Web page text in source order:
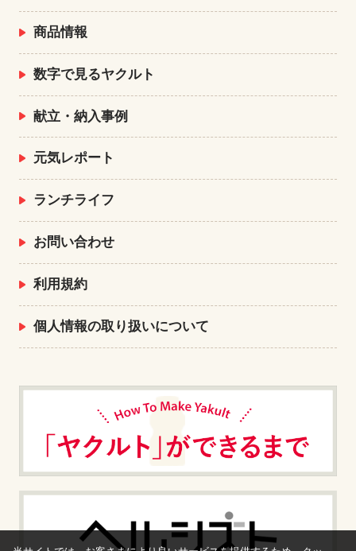
商品情報
数字で見るヤクルト
献立・納入事例
元気レポート
ランチライフ
お問い合わせ
利用規約
個人情報の取り扱いについて